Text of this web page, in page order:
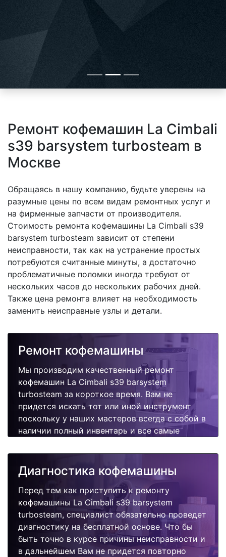
Ремонт кофемашин La Cimbali
s39 barsystem turbosteam в
Москве
Обращаясь в нашу компанию, будьте уверены на
разумные цены по всем видам ремонтных услуг и
на фирменные запчасти от производителя.
Стоимость ремонта кофемашины La Cimbali s39
barsystem turbosteam зависит от степени
неисправности, так как на устранение простых
потребуются считанные минуты, а достаточно
проблематичные поломки иногда требуют от
нескольких часов до нескольких рабочих дней.
Также цена ремонта влияет на необходимость
заменить неисправные узлы и детали.
Ремонт кофемашины
Мы производим качественный ремонт
кофемашин La Cimbali s39 barsystem
turbosteam за короткое время. Вам не
придется искать тот или иной инструмент
поскольку у наших мастеров всегда с собой в
наличии полный инвентарь и все самые
кофемашины. Отремонтируем быстро,
качественно и недорого.
Диагностика кофемашины
Перед тем как приступить к ремонту
кофемашины La Cimbali s39 barsystem
turbosteam, специалист обязательно проведет
диагностику на бесплатной основе. Что бы
быть точно в курсе причины неисправности и
в дальнейшем Вам не придется повторно